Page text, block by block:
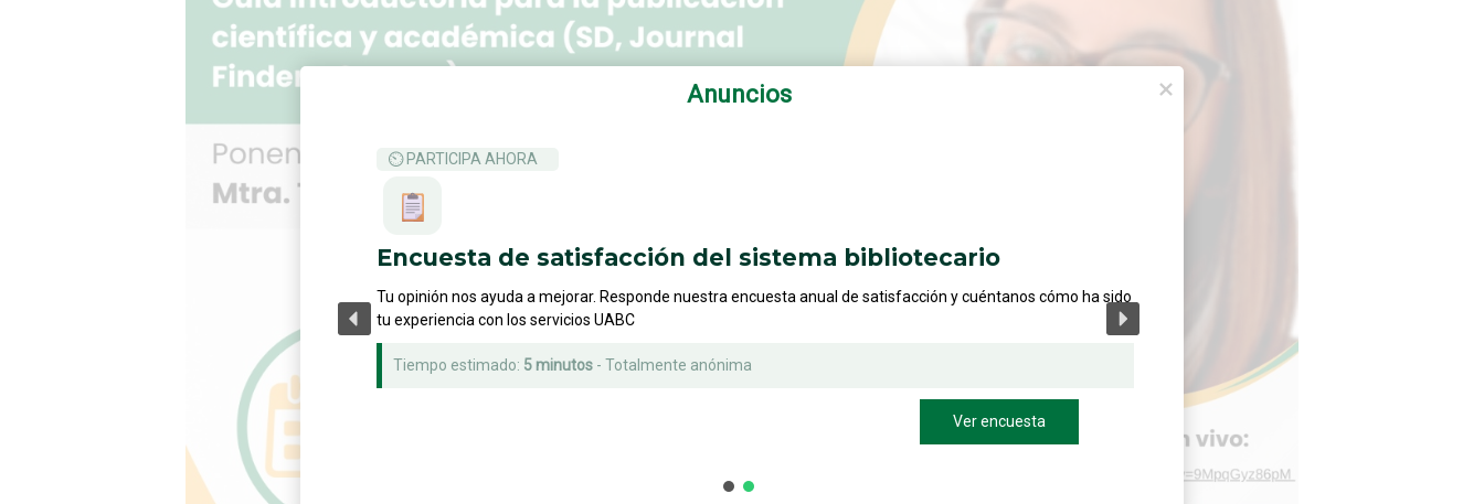
Anuncios
⏲ PARTICIPA AHORA
Encuesta de satisfacción del sistema bibliotecario
Tu opinión nos ayuda a mejorar. Responde nuestra encuesta anual de satisfacción y cuéntanos cómo ha sido
tu experiencia con los servicios UABC
Tiempo estimado: 5 minutos - Totalmente anónima
Ver encuesta